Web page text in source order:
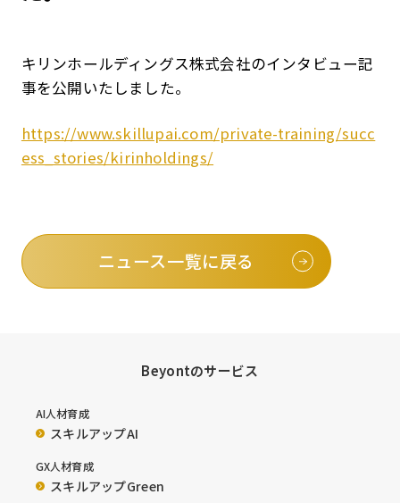
キリンホールディングス株式会社のインタビュー記
事を公開いたしました。
https://www.skillupai.com/private-training/succ
ess_stories/kirinholdings/
ニュース一覧に戻る
Beyontのサービス
AI人材育成
スキルアップAI
GX人材育成
スキルアップGreen